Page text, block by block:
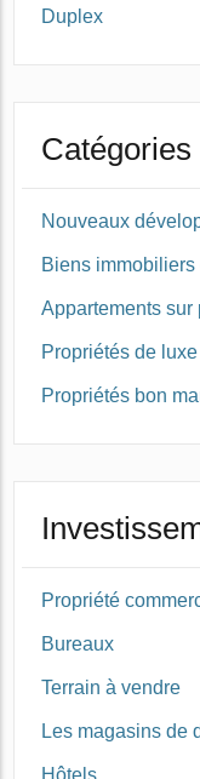
Duplex
Catégories
Nouveaux
Biens
Appartements sur
Propriétés de luxe
Propriétés bon
Propriété
Bureaux
Terrain à vendre
Les magasins de